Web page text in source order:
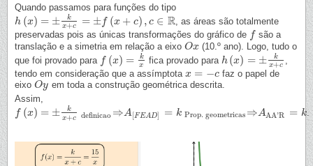
Quando passamos para funções do tipo
h (x) = ±
k
x+c = ±f (x + c) , c ∈ R
h( x)=± kx +c=±f( +c ),c ∈ R
, as áreas são totalmente
preservadas pois as únicas transformações do gráfico de f
f são a
translação e a simetria em relação a eixo Ox
Ox (10.º ano). Logo, tudo o
que foi provado para f (x) =
k
x
f(x)=k x fica provado para h (x) = ±
k
x+c
h( x)=± kx +c
tendo em consideração que a assímptota x = −c
x=−c
faz o papel de
eixo Oy
Oy em toda a construção geométrica descrita.
Assim,
f (x) = ±
k
x+c definicao ⇒A[FEAD] = k Prop. geometricas ⇒AAA'R = k
f( x)=± kx+cdefinicao⇒A[ FEAD]=kProp. geometricas⇒AAA'R=k .